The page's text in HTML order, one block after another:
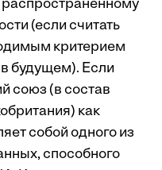
распространенному
(если считать
критерием
будущем). Если
союз (в состав
как
собой одного из
способного